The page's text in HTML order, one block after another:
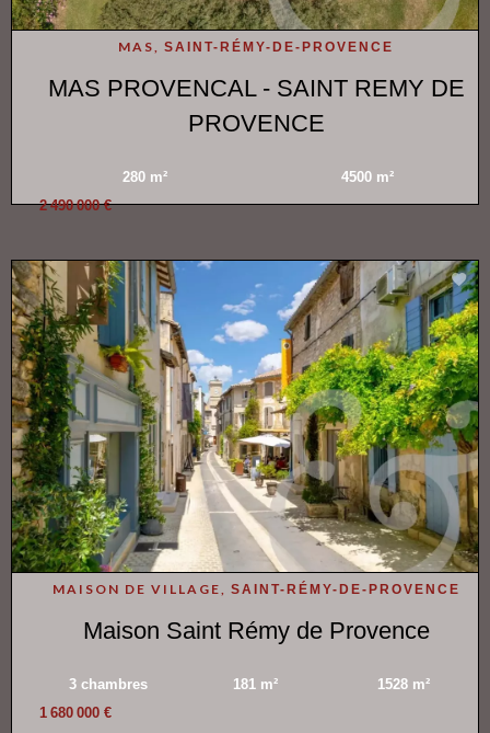
MAS, SAINT-RÉMY-DE-PROVENCE
MAS PROVENCAL - SAINT REMY DE
PROVENCE
280 m²
4500 m²
2 490 000 €
MAISON DE VILLAGE, SAINT-RÉMY-DE-PROVENCE
Maison Saint Rémy de Provence
3 chambres 181 m²
1528 m²
1 680 000 €